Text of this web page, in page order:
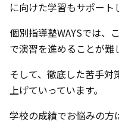
に向けた学習もサポート
個別指導塾WAYSでは、
で演習を進めることが難
そして、徹底した苦手対
上げていっています。
学校の成績でお悩みの方